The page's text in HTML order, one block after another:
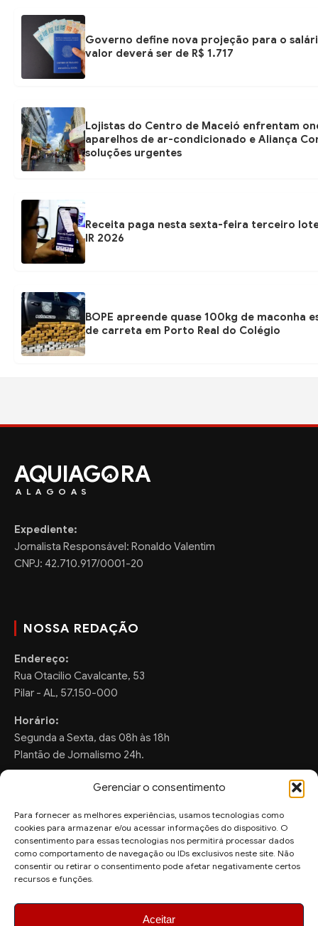
Gerenciar o consentimento
Para fornecer as melhores experiências, usamos tecnologias como
cookies para armazenar e/ou acessar informações do dispositivo. O
consentimento para essas tecnologias nos permitirá processar dados
como comportamento de navegação ou IDs exclusivos neste site. Não
consentir ou retirar o consentimento pode afetar negativamente certos
recursos e funções.
Aceitar
Governo define nova projeção para o
valor deverá ser de R$ 1.717
Lojistas do Centro de Maceió enfrentam
aparelhos de ar-condicionado e Aliança
soluções urgentes
Receita paga nesta sexta-feira terceiro
IR 2026
BOPE apreende quase 100kg de maconha
de carreta em Porto Real do Colégio
AQUIAG RA
ALAGOAS
Expediente:
Jornalista Responsável: Ronaldo Valentim
CNPJ: 42.710.917/0001-20
NOSSA REDAÇÃO
Endereço:
Rua Otacilio Cavalcante, 53
Pilar - AL, 57.150-000
Horário:
Segunda a Sexta, das 08h às 18h
Plantão de Jornalismo 24h.
FALE CONOSCO
Sugestões de Pauta:
ronaldo.valentim150@gmail.com